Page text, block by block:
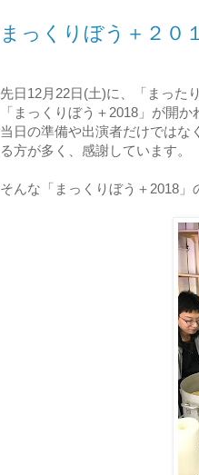
まっくりぼう＋２０
先日12月22日(土)に、「まった
「まっくりぼう＋2018」が開
当日の準備や出演者だけではな
る方が多く、感謝しています。
そんな「まっくりぼう＋2018」